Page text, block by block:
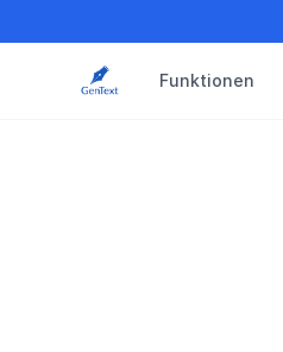
Funktionen